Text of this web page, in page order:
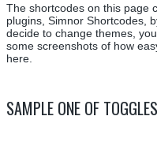
The shortcodes on this page
plugins, Simnor Shortcodes,
decide to change themes,
some screenshots of how
here.
SAMPLE ONE OF TOGGLES